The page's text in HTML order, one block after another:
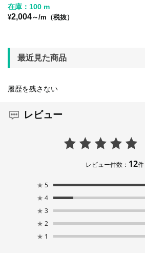
在庫：100 m
¥2,004～/m（税抜）
最近見た商品
履歴を残さない
レビュー
レビュー件数： 12件
★ 5
★ 4
★ 3
★ 2
★ 1